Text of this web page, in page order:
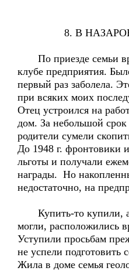
8. В
По приезде семьи
клубе предприятия.
первый раз заболела.
при всяких моих
Отец устроился на
дом. За небольшой
родители сумели
До 1948 г. фронтовики
льготы и получали
награды. Но
недостаточно, на
Купить-то купили, а
могли, расположились
Уступили просьбам
не успели подготовить
Жила в доме семья